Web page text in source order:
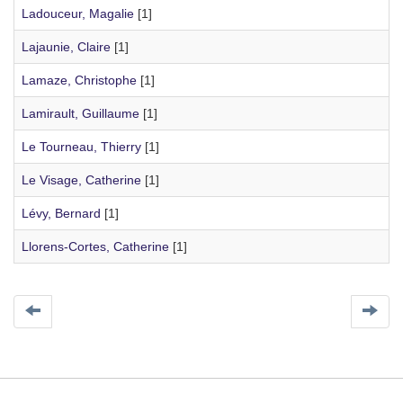
Ladouceur, Magalie [1]
Lajaunie, Claire [1]
Lamaze, Christophe [1]
Lamirault, Guillaume [1]
Le Tourneau, Thierry [1]
Le Visage, Catherine [1]
Lévy, Bernard [1]
Llorens-Cortes, Catherine [1]